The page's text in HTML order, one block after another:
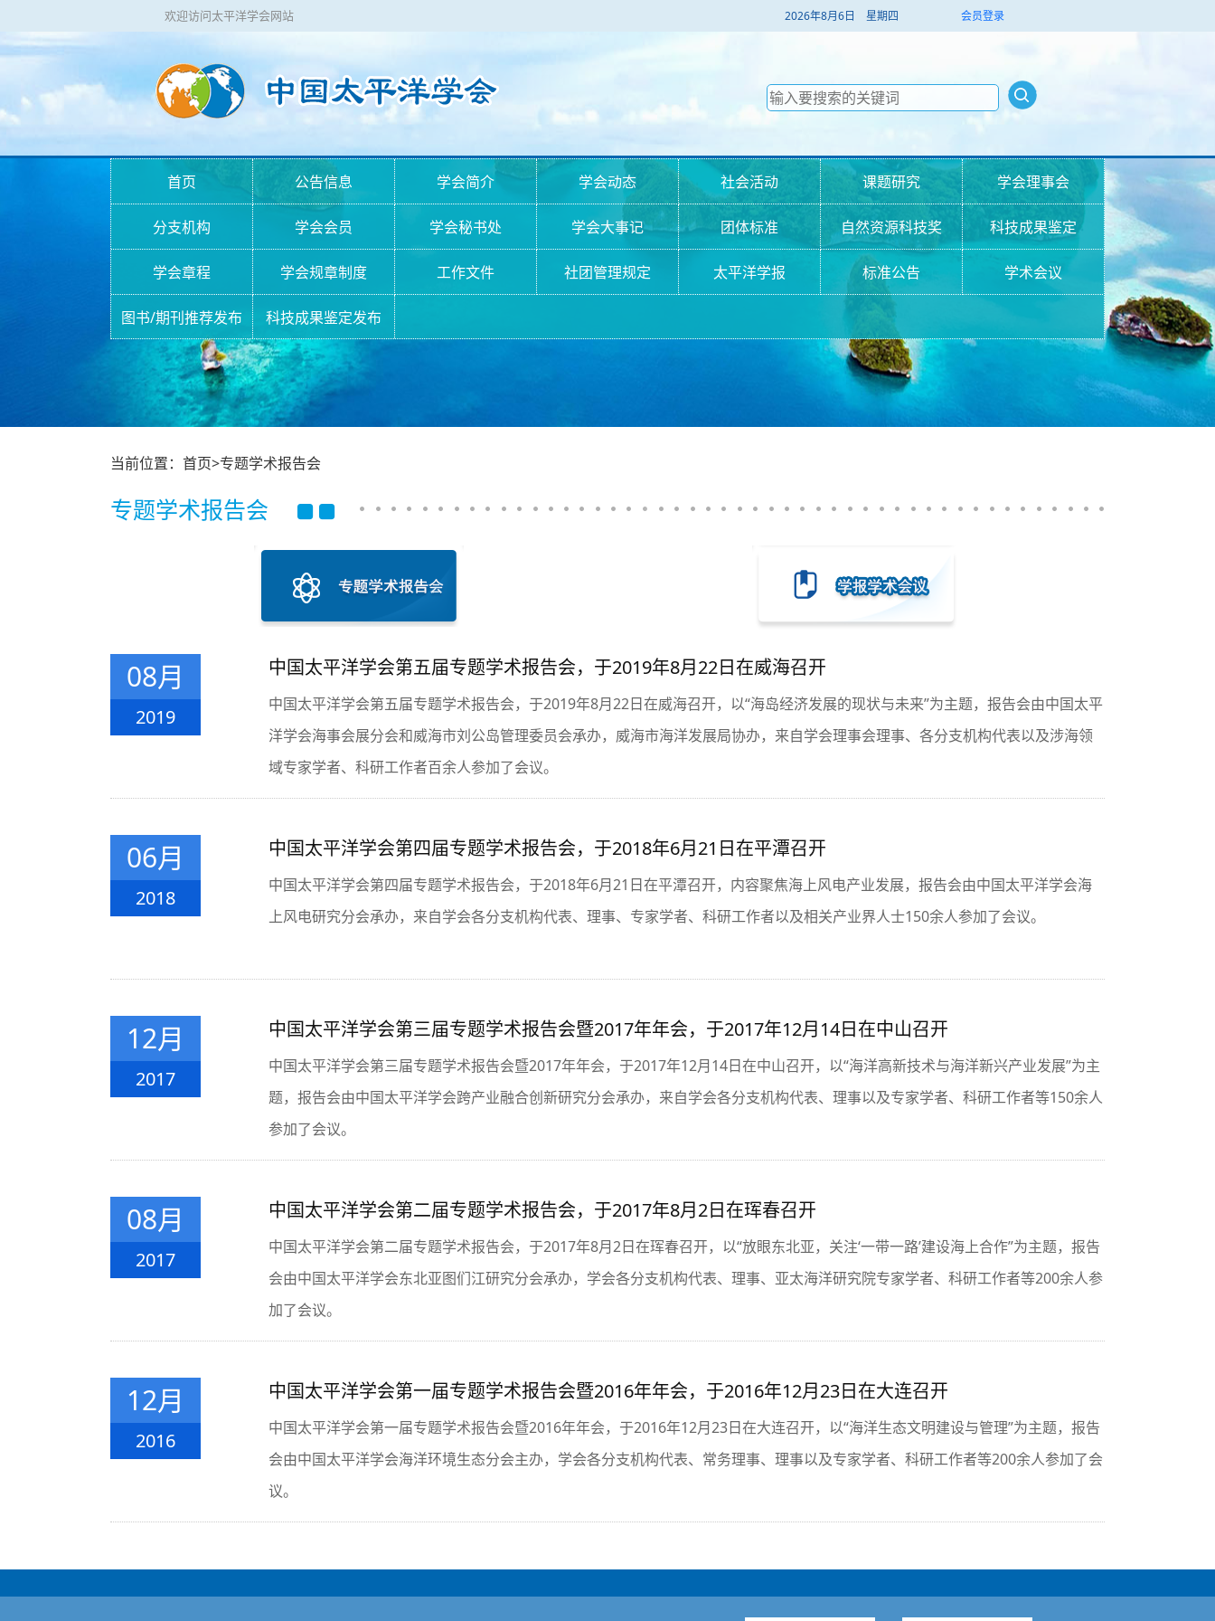
欢迎访问太平洋学会网站 2026年8月6日 星期四 会员登录
首页 公告信息 学会简介 学会动态 社会活动 课题研究 学会理事会
分支机构 学会会员 学会秘书处 学会大事记 团体标准 自然资源科技奖 科技成果鉴定
学会章程 学会规章制度 工作文件 社团管理规定 太平洋学报 标准公告 学术会议
图书/期刊推荐发布 科技成果鉴定发布
当前位置：首页>专题学术报告会
专题学术报告会
08月
2019
中国太平洋学会第五届专题学术报告会，于2019年8月22日在威海召开
中国太平洋学会第五届专题学术报告会，于2019年8月22日在威海召开，以“海岛经济发展的现状与未来”为主题，报告会由中国太平
洋学会海事会展分会和威海市刘公岛管理委员会承办，威海市海洋发展局协办，来自学会理事会理事、各分支机构代表以及涉海领
域专家学者、科研工作者百余人参加了会议。
06月
2018
中国太平洋学会第四届专题学术报告会，于2018年6月21日在平潭召开
中国太平洋学会第四届专题学术报告会，于2018年6月21日在平潭召开，内容聚焦海上风电产业发展，报告会由中国太平洋学会海
上风电研究分会承办，来自学会各分支机构代表、理事、专家学者、科研工作者以及相关产业界人士150余人参加了会议。
12月
2017
中国太平洋学会第三届专题学术报告会暨2017年年会，于2017年12月14日在中山召开
中国太平洋学会第三届专题学术报告会暨2017年年会，于2017年12月14日在中山召开，以“海洋高新技术与海洋新兴产业发展”为主
题，报告会由中国太平洋学会跨产业融合创新研究分会承办，来自学会各分支机构代表、理事以及专家学者、科研工作者等150余人
参加了会议。
08月
2017
中国太平洋学会第二届专题学术报告会，于2017年8月2日在珲春召开
中国太平洋学会第二届专题学术报告会，于2017年8月2日在珲春召开，以“放眼东北亚，关注‘一带一路’建设海上合作”为主题，报告
会由中国太平洋学会东北亚图们江研究分会承办，学会各分支机构代表、理事、亚太海洋研究院专家学者、科研工作者等200余人参
加了会议。
12月
2016
中国太平洋学会第一届专题学术报告会暨2016年年会，于2016年12月23日在大连召开
中国太平洋学会第一届专题学术报告会暨2016年年会，于2016年12月23日在大连召开，以“海洋生态文明建设与管理”为主题，报告
会由中国太平洋学会海洋环境生态分会主办，学会各分支机构代表、常务理事、理事以及专家学者、科研工作者等200余人参加了会
议。